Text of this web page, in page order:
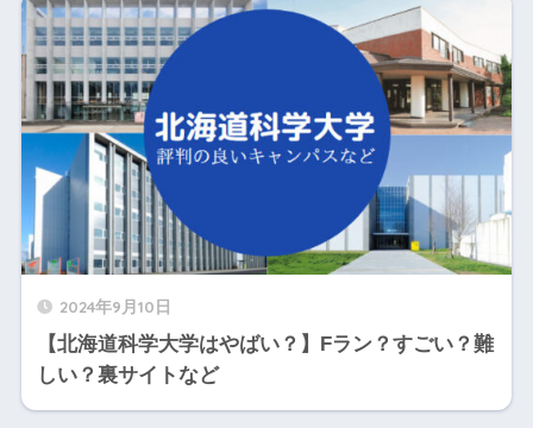
2024年9月10日
【北海道科学大学はやばい？】Fラン？すごい？難
しい？裏サイトなど